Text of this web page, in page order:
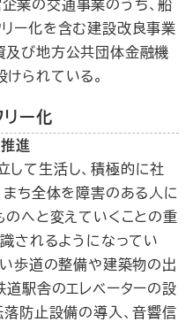
業の交通事業のうち、船
ー化を含む建設改良事業
及び地方公共団体金融機
られている。
リー化
進
して生活し、積極的に社
まち全体を障害のある人に
のへと変えていくことの重
されるようになってい
い歩道の整備や建築物の出
道駅舎のエレベーターの設
落防止設備の導入、音響信